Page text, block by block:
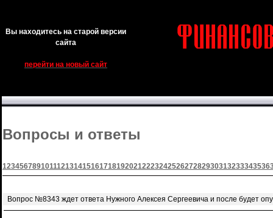
Вы находитесь на старой версии
сайта
перейти на новый сайт
Вопросы и ответы
123456789101112131415161718192021222324252627282930313233343536
Вопрос №8343 ждет ответа Нужного Алексея Сергеевича и после будет